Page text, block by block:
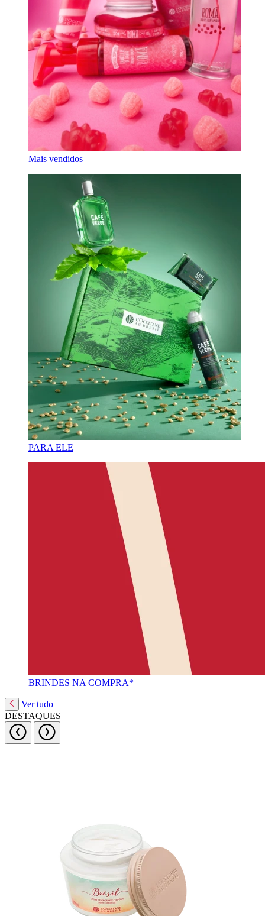
Mais vendidos
PARA ELE
BRINDES NA COMPRA*
Ver tudo
DESTAQUES